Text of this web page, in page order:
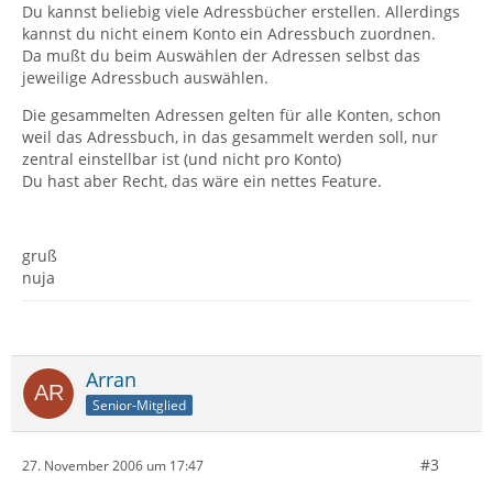
Du kannst beliebig viele Adressbücher erstellen. Allerdings
kannst du nicht einem Konto ein Adressbuch zuordnen.
Da mußt du beim Auswählen der Adressen selbst das
jeweilige Adressbuch auswählen.
Die gesammelten Adressen gelten für alle Konten, schon
weil das Adressbuch, in das gesammelt werden soll, nur
zentral einstellbar ist (und nicht pro Konto)
Du hast aber Recht, das wäre ein nettes Feature.
gruß
nuja
Arran
Senior-Mitglied
27. November 2006 um 17:47 #3